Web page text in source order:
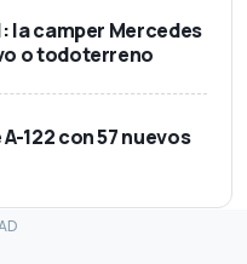
la camper Mercedes
o todoterreno
122 con 57 nuevos